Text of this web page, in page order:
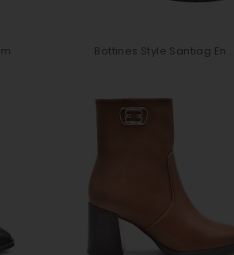
Bottines Style Santiag En...